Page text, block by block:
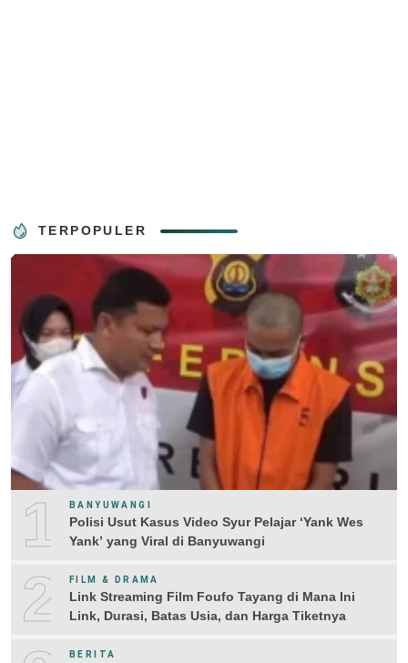
TERPOPULER
1 BANYUWANGI
Polisi Usut Kasus Video Syur Pelajar ‘Yank Wes
Yank’ yang Viral di Banyuwangi
2 FILM & DRAMA
Link Streaming Film Foufo Tayang di Mana Ini
Link, Durasi, Batas Usia, dan Harga Tiketnya
BERITA